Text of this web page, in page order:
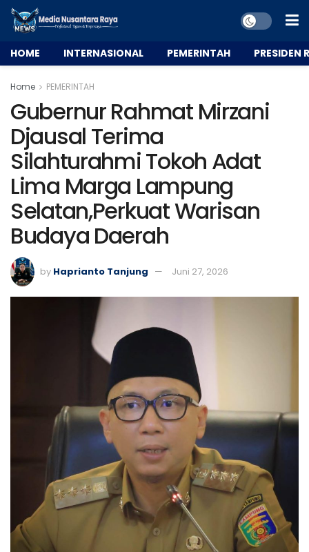
HOME INTERNASIONAL PEMERINTAH PRESIDEN
Home PEMERINTAH
Gubernur Rahmat Mirzani
Djausal Terima
Silahturahmi Tokoh Adat
Lima Marga Lampung
Selatan,Perkuat Warisan
Budaya Daerah
by Haprianto Tanjung Juni 27, 2026